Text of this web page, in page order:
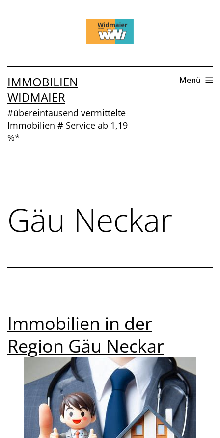
IMMOBILIEN
WIDMAIER
#übereintausend vermittelte
Immobilien # Service ab 1,19
%*
Menü
Gäu Neckar
Immobilien in der
Region Gäu Neckar